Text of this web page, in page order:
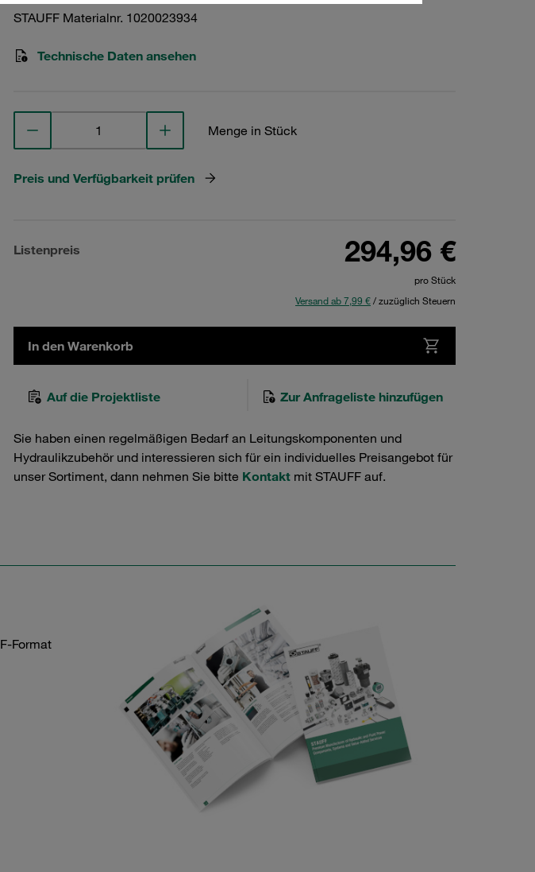
STAUFF Materialnr. 1020023934
Technische Daten ansehen
Menge in Stück
Preis und Verfügbarkeit prüfen
Listenpreis 294,96 €
pro Stück
Versand ab 7,99 €/ zuzüglich Steuern
In den Warenkorb
Auf die Projektliste Zur Anfrageliste hinzufügen
Sie haben einen regelmäßigen Bedarf an Leitungskomponenten und
Hydraulikzubehör und interessieren sich für ein individuelles Preisangebot für
unser Sortiment, dann nehmen Sie bitte Kontakt mit STAUFF auf.
Format